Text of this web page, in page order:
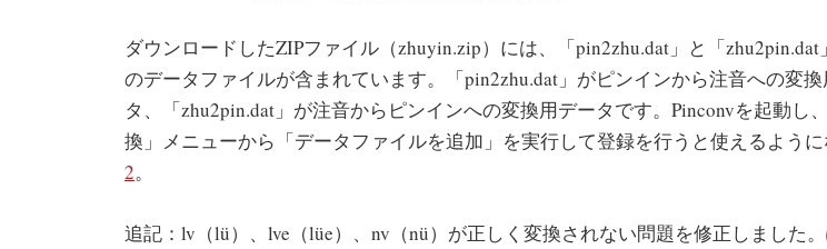
ダウンロードしたZIPファイル（zhuyin.zip）には、「pin2zhu.dat」と「zhu2pin.dat
のデータファイルが含まれています。「pin2zhu.dat」がピンインから注音への変
タ、「zhu2pin.dat」が注音からピンインへの変換用データです。Pinconvを起動し
換」メニューから「データファイルを追加」を実行して登録を行うと使えるよう
2。
追記：lv（lü）、lve（lüe）、nv（nü）が正しく変換されない問題を修正しました